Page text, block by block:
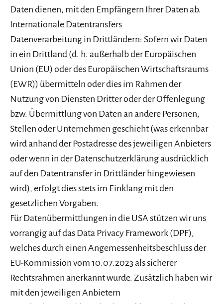
Daten dienen, mit den Empfängern Ihrer Daten ab.
Internationale Datentransfers
Datenverarbeitung in Drittländern: Sofern wir Daten
in ein Drittland (d. h. außerhalb der Europäischen
Union (EU) oder des Europäischen Wirtschaftsraums
(EWR)) übermitteln oder dies im Rahmen der
Nutzung von Diensten Dritter oder der Offenlegung
bzw. Übermittlung von Daten an andere Personen,
Stellen oder Unternehmen geschieht (was erkennbar
wird anhand der Postadresse des jeweiligen Anbieters
oder wenn in der Datenschutzerklärung ausdrücklich
auf den Datentransfer in Drittländer hingewiesen
wird), erfolgt dies stets im Einklang mit den
gesetzlichen Vorgaben.
Für Datenübermittlungen in die USA stützen wir uns
vorrangig auf das Data Privacy Framework (DPF),
welches durch einen Angemessenheitsbeschluss der
EU-Kommission vom 10.07.2023 als sicherer
Rechtsrahmen anerkannt wurde. Zusätzlich haben wir
mit den jeweiligen Anbietern